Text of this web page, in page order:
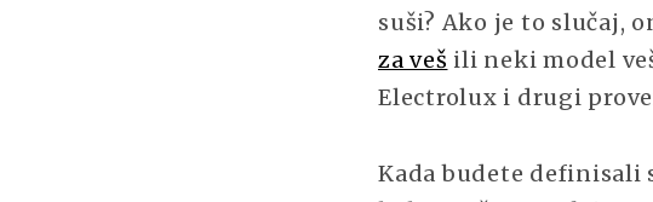
suši? Ako je to slučaj,
za veš ili neki model
Electrolux i drugi
Kada budete definisali